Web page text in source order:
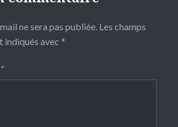
ne sera pas publiée. Les champs
avec *
*